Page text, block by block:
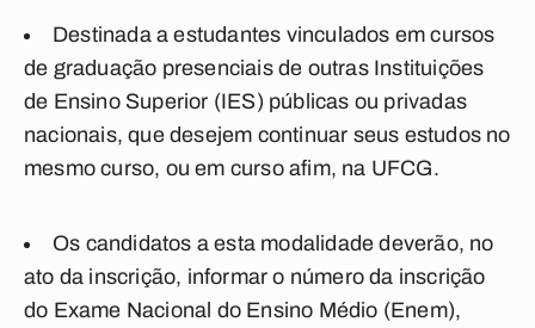
Destinada a estudantes vinculados em cursos
de graduação presenciais de outras Instituições
de Ensino Superior (IES) públicas ou privadas
nacionais, que desejem continuar seus estudos no
mesmo curso, ou em curso afim, na UFCG.
Os candidatos a esta modalidade deverão, no
ato da inscrição, informar o número da inscrição
do Exame Nacional do Ensino Médio (Enem),